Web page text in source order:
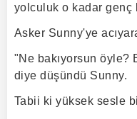
yolculuk o kadar genç
Asker Sunny'ye
"Ne bakıyorsun öyle?
diye düşündü Sunny.
Tabii ki yüksek sesle